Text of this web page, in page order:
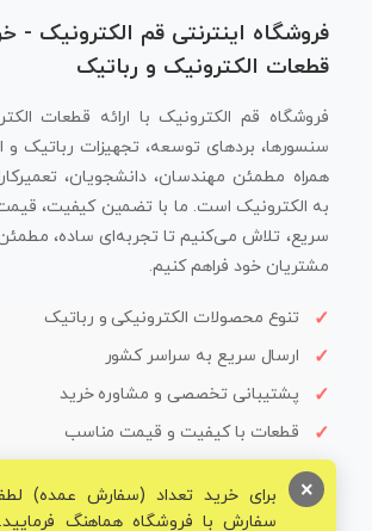
فروشگاه اینترنتی قم الکترونیک -
قطعات الکترونیک و رباتیک
فروشگاه قم الکترونیک با ارائه قطعات
سنسورها، بردهای توسعه، تجهیزات رباتیک و
همراه مطمئن مهندسان، دانشجویان،
به الکترونیک است. ما با تضمین کیفیت،
سریع، تلاش می‌کنیم تا تجربه‌ای ساده، مطمئن
مشتریان خود فراهم کنیم.
تنوع محصولات الکترونیکی و رباتیک
ارسال سریع به سراسر کشور
پشتیبانی تخصصی و مشاوره خرید
قطعات با کیفیت و قیمت مناسب
برای خرید تعداد (سفارش عمده)
سفارش با فروشگاه هماهنگ
×